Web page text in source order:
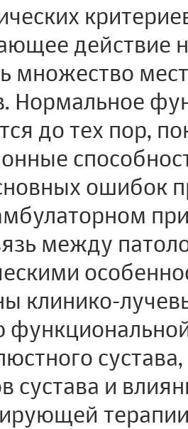
действие
множество
Нормальное
до тех пор,
ошибок
между
клинико-
сустава и